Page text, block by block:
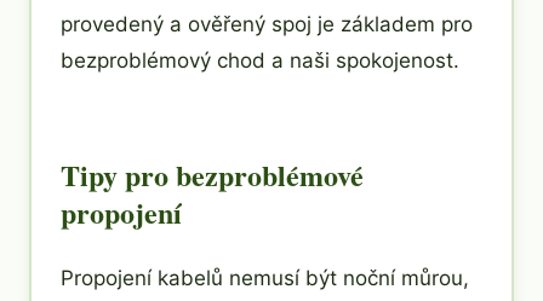
provedený a ověřený spoj je základem pro
bezproblémový chod a naši spokojenost.
Tipy pro bezproblémové
propojení
Propojení kabelů nemusí být noční můrou,